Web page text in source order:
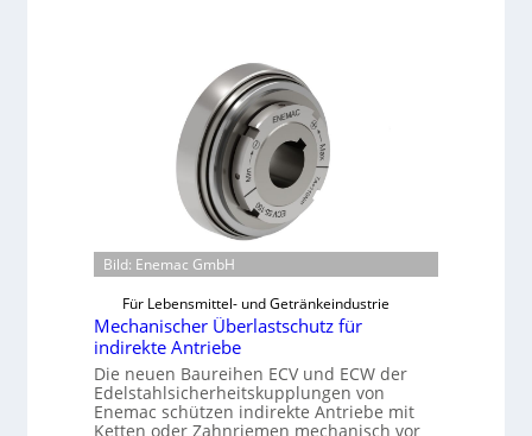
Bild: Enemac GmbH
Für Lebensmittel- und Getränkeindustrie
Mechanischer Überlastschutz für
indirekte Antriebe
Die neuen Baureihen ECV und ECW der
Edelstahlsicherheitskupplungen von
Enemac schützen indirekte Antriebe mit
Ketten oder Zahnriemen mechanisch vor